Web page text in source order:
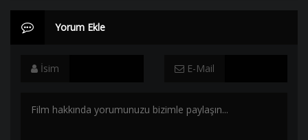
Yorum Ekle
İsim E-Mail